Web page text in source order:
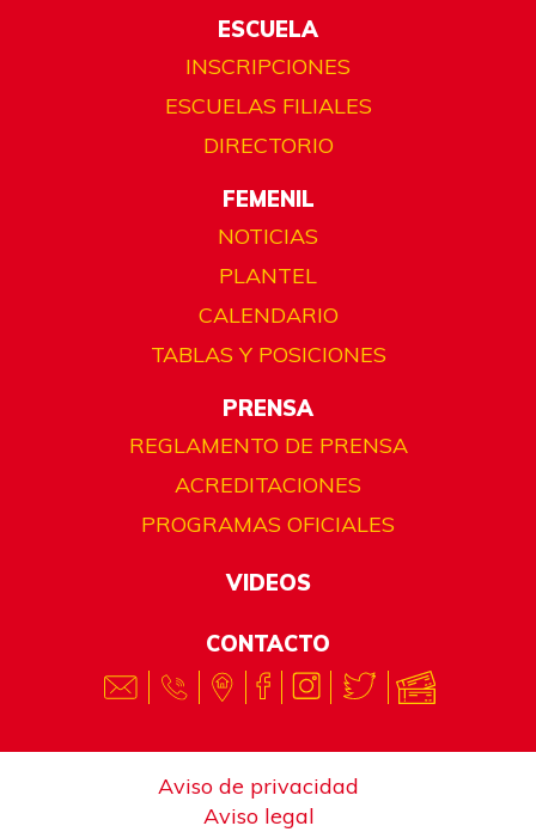
ESCUELA
INSCRIPCIONES
ESCUELAS FILIALES
DIRECTORIO
FEMENIL
NOTICIAS
PLANTEL
CALENDARIO
TABLAS Y POSICIONES
PRENSA
REGLAMENTO DE PRENSA
ACREDITACIONES
PROGRAMAS OFICIALES
VIDEOS
CONTACTO
Aviso de privacidad
Aviso legal